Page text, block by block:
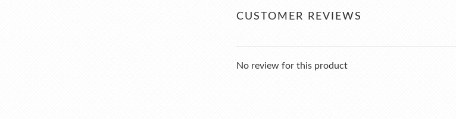
CUSTOMER REVIEWS
No review for this product